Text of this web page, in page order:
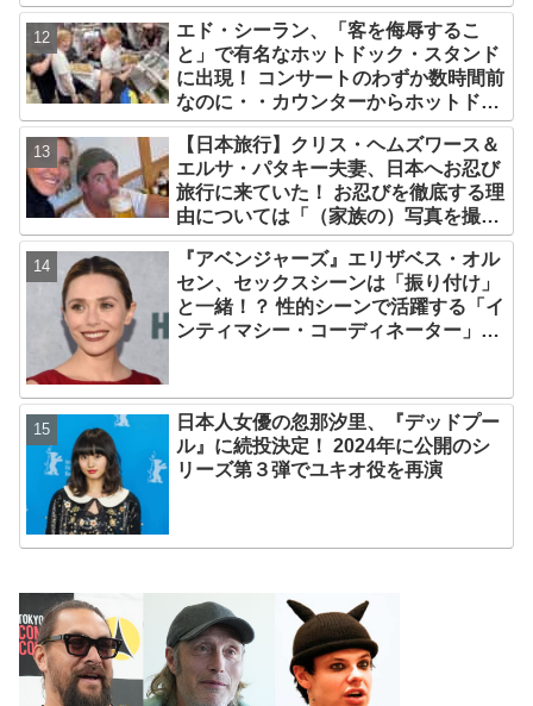
ッド・コープが関与
エド・シーラン、「客を侮辱するこ
と」で有名なホットドック・スタンド
に出現！ コンサートのわずか数時間前
なのに・・カウンターからホットドッ
クを提供、ファンは大興奮［写真あ
り］
【日本旅行】クリス・ヘムズワース＆
エルサ・パタキー夫妻、日本へお忍び
旅行に来ていた！ お忍びを徹底する理
由については「（家族の）写真を撮ら
れるとキレそうになる」からという過
去の発言も
『アベンジャーズ』エリザベス・オル
セン、セックスシーンは「振り付け」
と一緒！？ 性的シーンで活躍する「イ
ンティマシー・コーディネーター」の
日本人女優の忽那汐里、『デッドプー
ル』に続投決定！ 2024年に公開のシ
リーズ第３弾でユキオ役を再演